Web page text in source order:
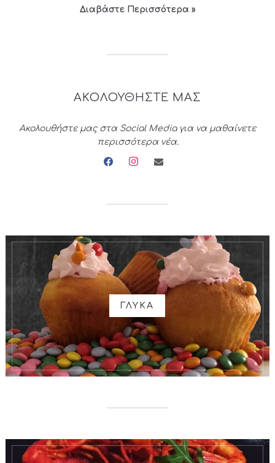
Διαβάστε Περισσότερα »
ΑΚΟΛΟΥΘΗΣΤΕ ΜΑΣ
Ακολουθήστε μας στα Social Media για να μαθαίνετε
περισσότερα νέα.
facebookinstagramenvelope
ΓΛΥΚΑ